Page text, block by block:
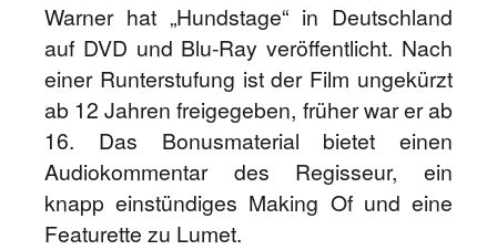
Warner hat „Hundstage“ in Deutschland
auf DVD und Blu-Ray veröffentlicht. Nach
einer Runterstufung ist der Film ungekürzt
ab 12 Jahren freigegeben, früher war er ab
16. Das Bonusmaterial bietet einen
Audiokommentar des Regisseur, ein
knapp einstündiges Making Of und eine
Featurette zu Lumet.